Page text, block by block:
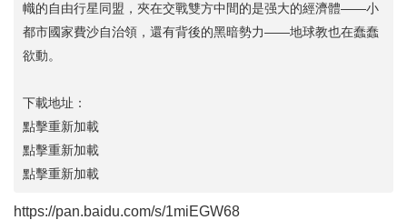
幟的自由行星同盟，夾在交戰雙方中間的是强大的經濟體——小
都市國家費沙自治領，還有背後的黑暗勢力——地球教也在蠢蠢
欲動。
下載地址：
點擊重新加載
點擊重新加載
點擊重新加載
https://pan.baidu.com/s/1miEGW68